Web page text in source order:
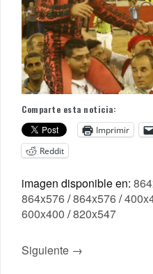
Comparte esta noticia:
Imprimir
Reddit
imagen disponible en:
864x576/864x576/
600x400 /820x547
Siguiente →